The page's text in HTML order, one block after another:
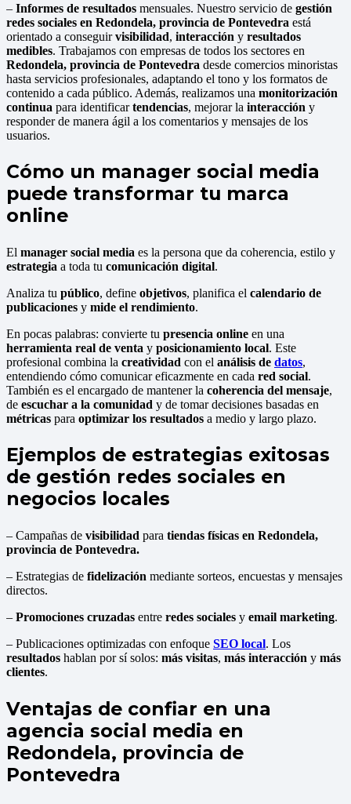
– Informes de resultados mensuales. Nuestro servicio de gestión
redes sociales en Redondela, provincia de Pontevedra está
orientado a conseguirvisibilidad, interacción y resultados
medibles. Trabajamos con empresas de todos los sectores en
Redondela, provincia de Pontevedra desde comercios minoristas
hasta servicios profesionales, adaptando el tono y los formatos de
contenido a cada público. Además, realizamos una monitorización
continua para identificartendencias, mejorar la interacción y
responder de manera ágil a los comentarios y mensajes de los
usuarios.
Cómo un manager social media
puede transformar tu marca
online
El manager social media es la persona que da coherencia, estilo y
estrategia a toda tu comunicación digital.
Analiza tu público, define objetivos, planifica el calendario de
publicaciones y mide el rendimiento.
En pocas palabras: convierte tu presencia online en una
herramienta real de venta y posicionamiento local. Este
profesional combina la creatividad con el análisis de datos,
entendiendo cómo comunicar eficazmente en cada red social.
También es el encargado de mantener la coherencia del mensaje,
de escuchar a la comunidad y de tomar decisiones basadas en
métricas para optimizar los resultados a medio y largo plazo.
Ejemplos de estrategias exitosas
de gestión redes sociales en
negocios locales
– Campañas de visibilidad para tiendas físicas en Redondela,
provincia de Pontevedra.
– Estrategias de fidelización mediante sorteos, encuestas y mensajes
directos.
– Promociones cruzadas entre redes sociales y email marketing.
– Publicaciones optimizadas con enfoque SEO local. Los
resultados hablan por sí solos: más visitas, más interacción y más
clientes.
Ventajas de confiar en una
agencia social media en
Redondela, provincia de
Pontevedra